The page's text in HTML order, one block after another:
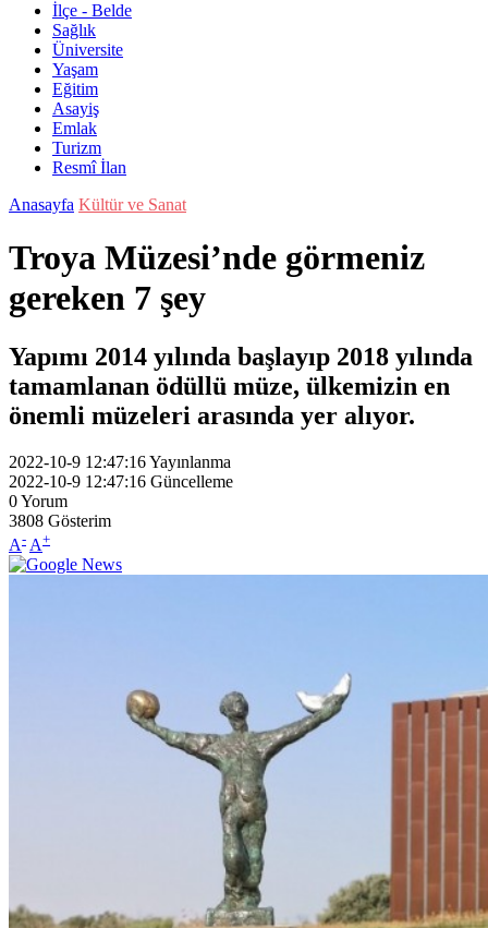
İlçe - Belde
Sağlık
Üniversite
Yaşam
Eğitim
Asayiş
Emlak
Turizm
Resmî İlan
Anasayfa Kültür ve Sanat
Troya Müzesi’nde görmeniz
gereken 7 şey
Yapımı 2014 yılında başlayıp 2018 yılında
tamamlanan ödüllü müze, ülkemizin en
önemli müzeleri arasında yer alıyor.
2022-10-9 12:47:16Yayınlanma
2022-10-9 12:47:16 Güncelleme
0Yorum
3808 Gösterim
A- A+